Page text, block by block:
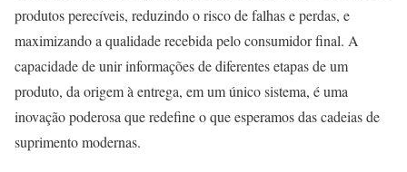
produtos perecíveis, reduzindo o risco de falhas e perdas, e
maximizando a qualidade recebida pelo consumidor final. A
capacidade de unir informações de diferentes etapas de um
produto, da origem à entrega, em um único sistema, é uma
inovação poderosa que redefine o que esperamos das cadeias de
suprimento modernas.